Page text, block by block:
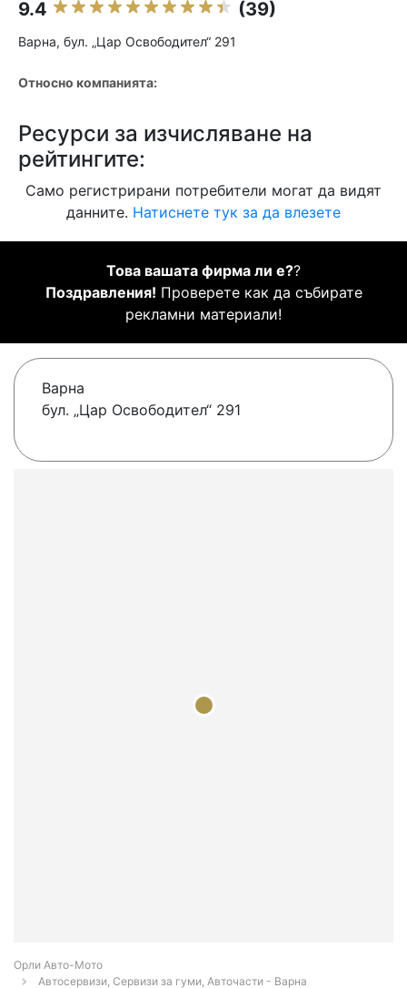
9.4 (39)
Варна, бул. „Цар Освободител“ 291
Относно компанията:
Ресурси за изчисляване на
рейтингите:
Само регистрирани потребители могат да видят
данните. Натиснете тук за да влезете
Това вашата фирма ли е??
Поздравления! Проверете как да събирате
рекламни материали!
Варна
бул. „Цар Освободител“ 291
Орли Aвто-Mото
Автосервизи, Сервизи за гуми, Авточасти - Варна